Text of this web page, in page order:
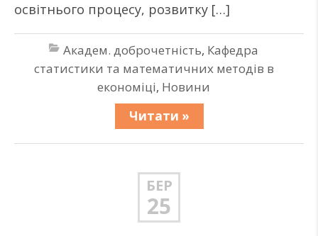
освітнього процесу, розвитку […]
Академ. доброчетність, Кафедра
статистики та математичних методів в
економіці, Новини
Читати »
БЕР
25